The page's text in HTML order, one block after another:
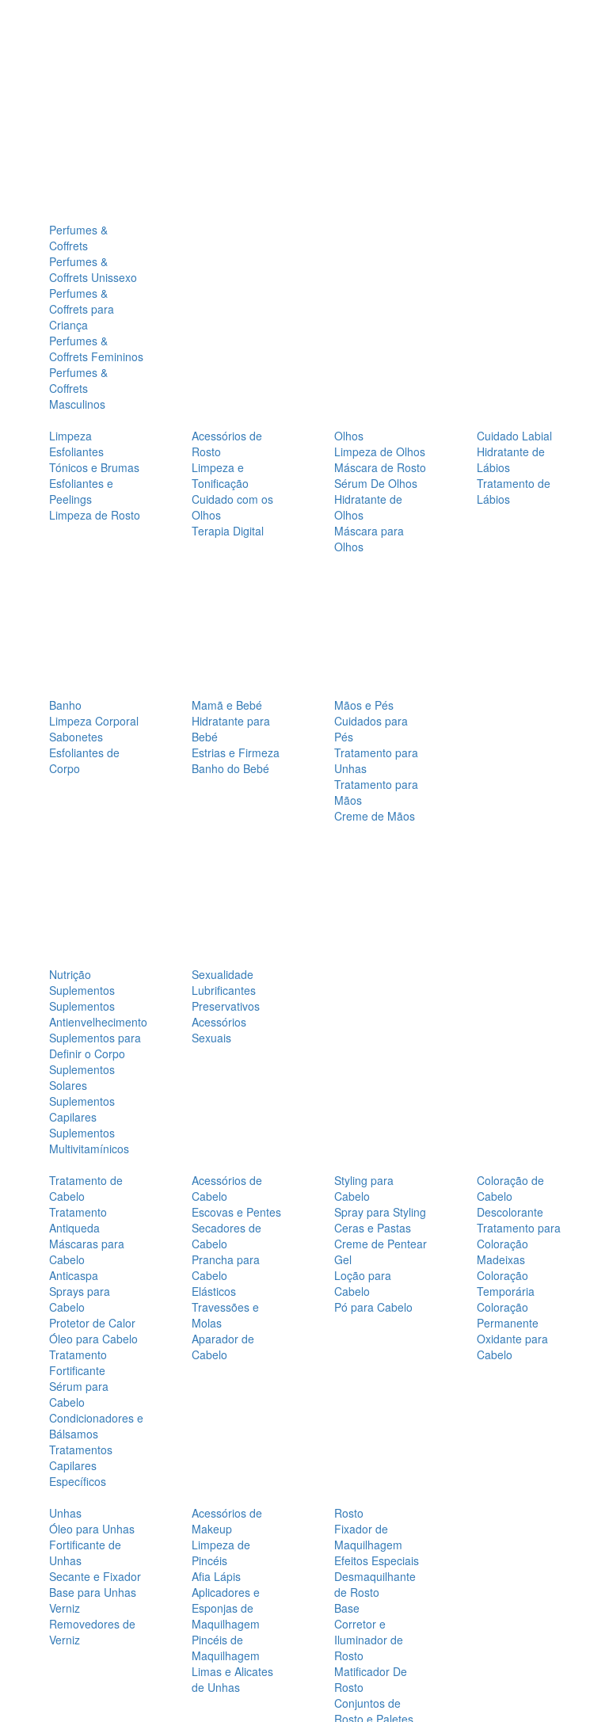
Perfumes &
Coffrets
Perfumes &
Coffrets Unissexo
Perfumes &
Coffrets para
Criança
Perfumes &
Coffrets Femininos
Perfumes &
Coffrets
Masculinos
Limpeza
Esfoliantes
Tónicos e Brumas
Esfoliantes e
Peelings
Limpeza de Rosto
Acessórios de
Rosto
Limpeza e
Tonificação
Cuidado com os
Olhos
Terapia Digital
Olhos
Limpeza de Olhos
Máscara de Rosto
Sérum De Olhos
Hidratante de
Olhos
Máscara para
Olhos
Cuidado Labial
Hidratante de
Lábios
Tratamento de
Lábios
Banho
Limpeza Corporal
Sabonetes
Esfoliantes de
Corpo
Mamã e Bebé
Hidratante para
Bebé
Estrias e Firmeza
Banho do Bebé
Mãos e Pés
Cuidados para
Pés
Tratamento para
Unhas
Tratamento para
Mãos
Creme de Mãos
Nutrição
Suplementos
Suplementos
Antienvelhecimento
Suplementos para
Definir o Corpo
Suplementos
Solares
Suplementos
Capilares
Suplementos
Multivitamínicos
Sexualidade
Lubrificantes
Preservativos
Acessórios
Sexuais
Tratamento de
Cabelo
Tratamento
Antiqueda
Máscaras para
Cabelo
Anticaspa
Sprays para
Cabelo
Protetor de Calor
Óleo para Cabelo
Tratamento
Fortificante
Sérum para
Cabelo
Condicionadores e
Bálsamos
Tratamentos
Capilares
Específicos
Acessórios de
Cabelo
Escovas e Pentes
Secadores de
Cabelo
Prancha para
Cabelo
Elásticos
Travessões e
Molas
Aparador de
Cabelo
Styling para
Cabelo
Spray para Styling
Ceras e Pastas
Creme de Pentear
Gel
Loção para
Cabelo
Pó para Cabelo
Coloração de
Cabelo
Descolorante
Tratamento para
Coloração
Madeixas
Coloração
Temporária
Coloração
Permanente
Oxidante para
Cabelo
Unhas
Óleo para Unhas
Fortificante de
Unhas
Secante e Fixador
Base para Unhas
Verniz
Removedores de
Verniz
Acessórios de
Makeup
Limpeza de
Pincéis
Afia Lápis
Aplicadores e
Esponjas de
Maquilhagem
Pincéis de
Maquilhagem
Limas e Alicates
de Unhas
Rosto
Fixador de
Maquilhagem
Efeitos Especiais
Desmaquilhante
de Rosto
Base
Corretor e
Iluminador de
Rosto
Matificador De
Rosto
Conjuntos de
Rosto e Paletes